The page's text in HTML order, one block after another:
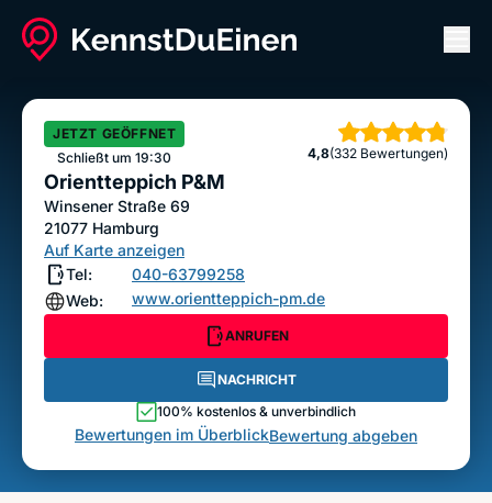
Orientteppich P&M
ANRUFEN NACHRICHT
Bewertung abgeben
JETZT GEÖFFNET
Schließt um 19:30
4,8
Sterne(332 Bewertungen)
Orientteppich P&M
Winsener Straße 69
21077 Hamburg
Auf Karte anzeigen
Tel:
040-63799258
Web:
www.orientteppich-pm.de
ANRUFEN
NACHRICHT
100% kostenlos & unverbindlich
Bewertungen im ÜberblickBewertung abgeben